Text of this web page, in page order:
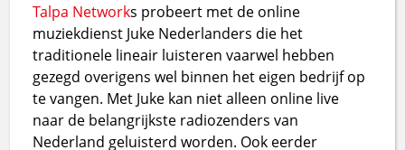
Talpa Networks probeert met de online
muziekdienst Juke Nederlanders die het
traditionele lineair luisteren vaarwel hebben
gezegd overigens wel binnen het eigen bedrijf op
te vangen. Met Juke kan niet alleen online live
naar de belangrijkste radiozenders van
Nederland geluisterd worden. Ook eerder